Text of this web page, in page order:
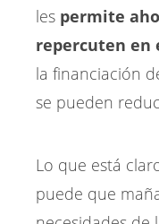
les permite
repercuten en
la financiación
se pueden
Lo que está
puede que